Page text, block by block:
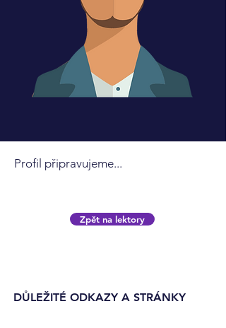
Profil připravujeme...
Zpět na lektory
DŮLEŽITÉ ODKAZY A STRÁNKY